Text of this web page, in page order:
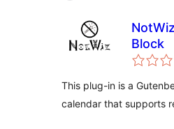
Block
This plug-in is a
calendar that supports